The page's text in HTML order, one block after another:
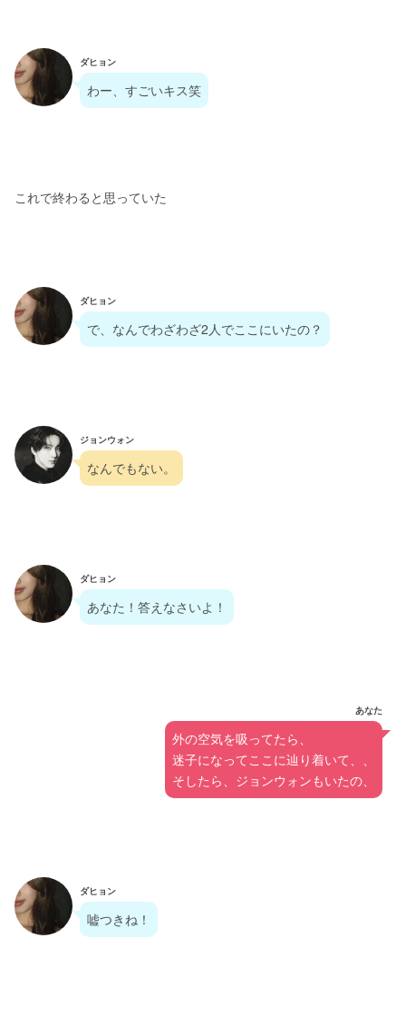
ダヒョン
わー、すごいキス笑
これで終わると思っていた
ダヒョン
で、なんでわざわざ2人でここにいたの？
ジョンウォン
なんでもない。
ダヒョン
あなた！答えなさいよ！
あなた
外の空気を吸ってたら、
迷子になってここに辿り着いて、、
そしたら、ジョンウォンもいたの、
ダヒョン
嘘つきね！